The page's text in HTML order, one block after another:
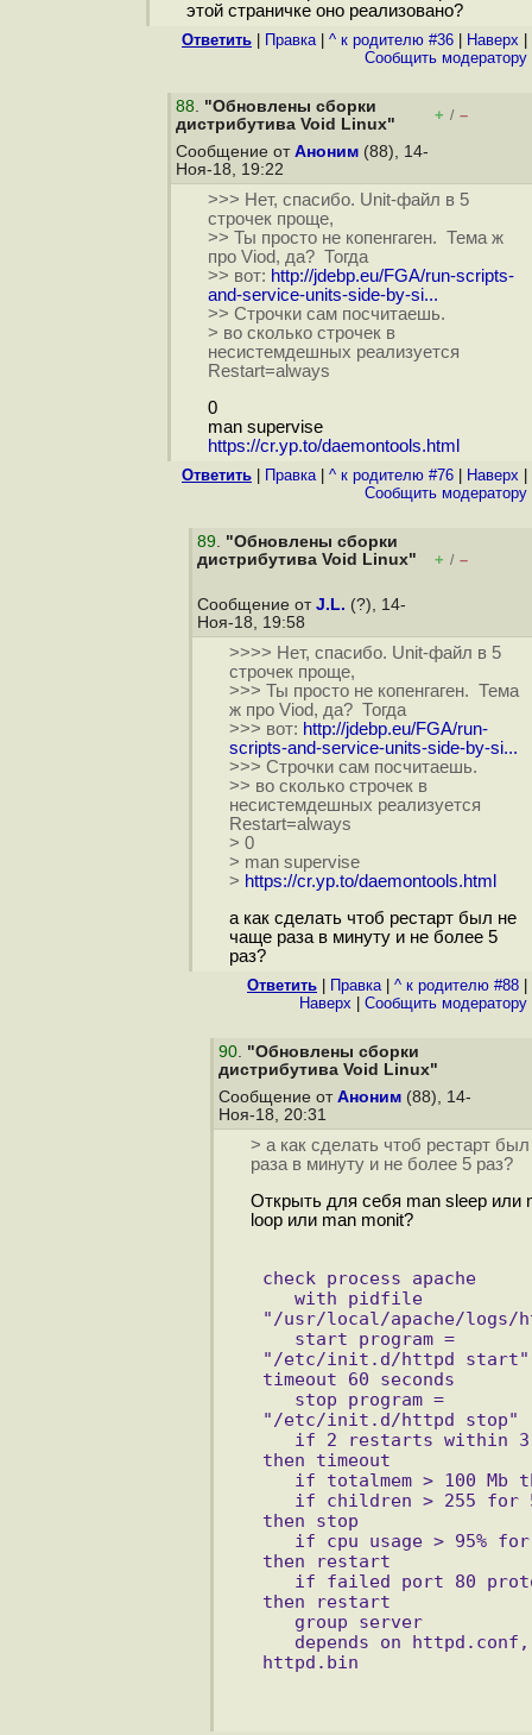
этой страничке оно реализовано?
Ответить Правка| ^ к родителю #36 Наверх
Cообщить модератору
88. "Обновлены сборки
дистрибутива Void Linux"
+ / –
Сообщение от Аноним (88), 14-
Ноя-18, 19:22
>>> Нет, спасибо. Unit-файл в 5
строчек проще,
>> Ты просто не копенгаген. Тема ж
про Viod, да? Тогда
>> вот: http://jdebp.eu/FGA/run-scripts-
and-service-units-side-by-si...
>> Строчки сам посчитаешь.
> во сколько строчек в
несистемдешных реализуется
Restart=always
0
man supervise
https://cr.yp.to/daemontools.html
Ответить Правка| ^ к родителю #76 Наверх
Cообщить модератору
89. "Обновлены сборки
дистрибутива Void Linux"
+ / –
Сообщение от J.L. (?), 14-
Ноя-18, 19:58
>>>> Нет, спасибо. Unit-файл в 5
строчек проще,
>>> Ты просто не копенгаген. Тема
ж про Viod, да? Тогда
>>> вот: http://jdebp.eu/FGA/run-
scripts-and-service-units-side-by-si...
>>> Строчки сам посчитаешь.
>> во сколько строчек в
несистемдешных реализуется
Restart=always
> 0
> man supervise
> https://cr.yp.to/daemontools.html
а как сделать чтоб рестарт был не
чаще раза в минуту и не более 5
раз?
Ответить Правка| ^ к родителю #88
Наверх
Cообщить модератору
90. "Обновлены сборки
дистрибутива Void Linux"
Сообщение от Аноним (88), 14-
Ноя-18, 20:31
> а как сделать чтоб рестарт
раза в минуту и не более 5 раз?
Открыть для себя man sleep или
loop или man monit?
check process apache
with pidfile
"/usr/local/apache/logs/
start program =
"/etc/init.d/httpd start"
timeout 60 seconds
stop program =
"/etc/init.d/httpd stop"
if 2 restarts within 3
then timeout
if totalmem > 100 Mb
if children > 255 for
then stop
if cpu usage > 95% for
then restart
if failed port 80
then restart
group server
depends on httpd.conf,
httpd.bin